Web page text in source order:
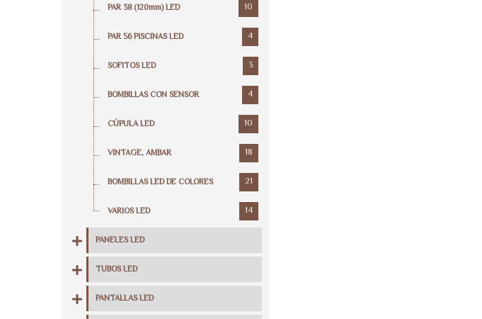
PAR 38 (120mm) LED 10
PAR 56 PISCINAS LED 4
SOFITOS LED 3
BOMBILLAS CON SENSOR 4
CÚPULA LED 10
VINTAGE, AMBAR 18
BOMBILLAS LED DE COLORES 21
VARIOS LED 14
PANELES LED
TUBOS LED
PANTALLAS LED